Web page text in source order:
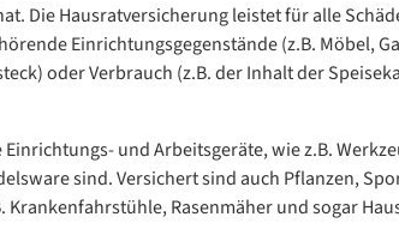
Die Hausratversicherung leistet für alle
Einrichtungsgegenstände (z.B. Möbel,
oder Verbrauch (z.B. der Inhalt der
und Arbeitsgeräte, wie z.B.
sind. Versichert sind auch Pflanzen,
Rasenmäher und sogar